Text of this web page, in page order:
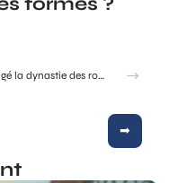
Les grandes ruptures qui ont changé la dynastie des rois de France